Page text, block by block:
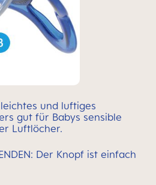
leichtes und luftiges
gut für Babys sensible
Luftlöcher.
Der Knopf ist einfach